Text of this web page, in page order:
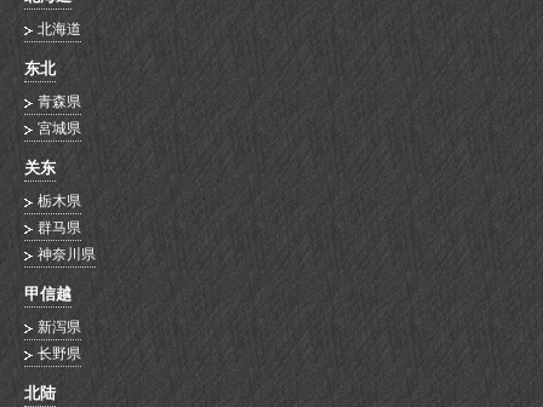
北海道
东北
青森県
宮城県
关东
栃木県
群马県
神奈川県
甲信越
新泻県
长野県
北陆